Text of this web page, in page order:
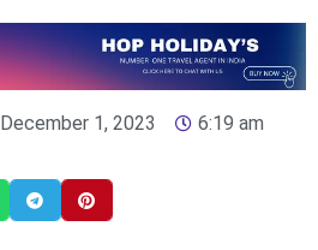
December 1, 2023
6:19 am